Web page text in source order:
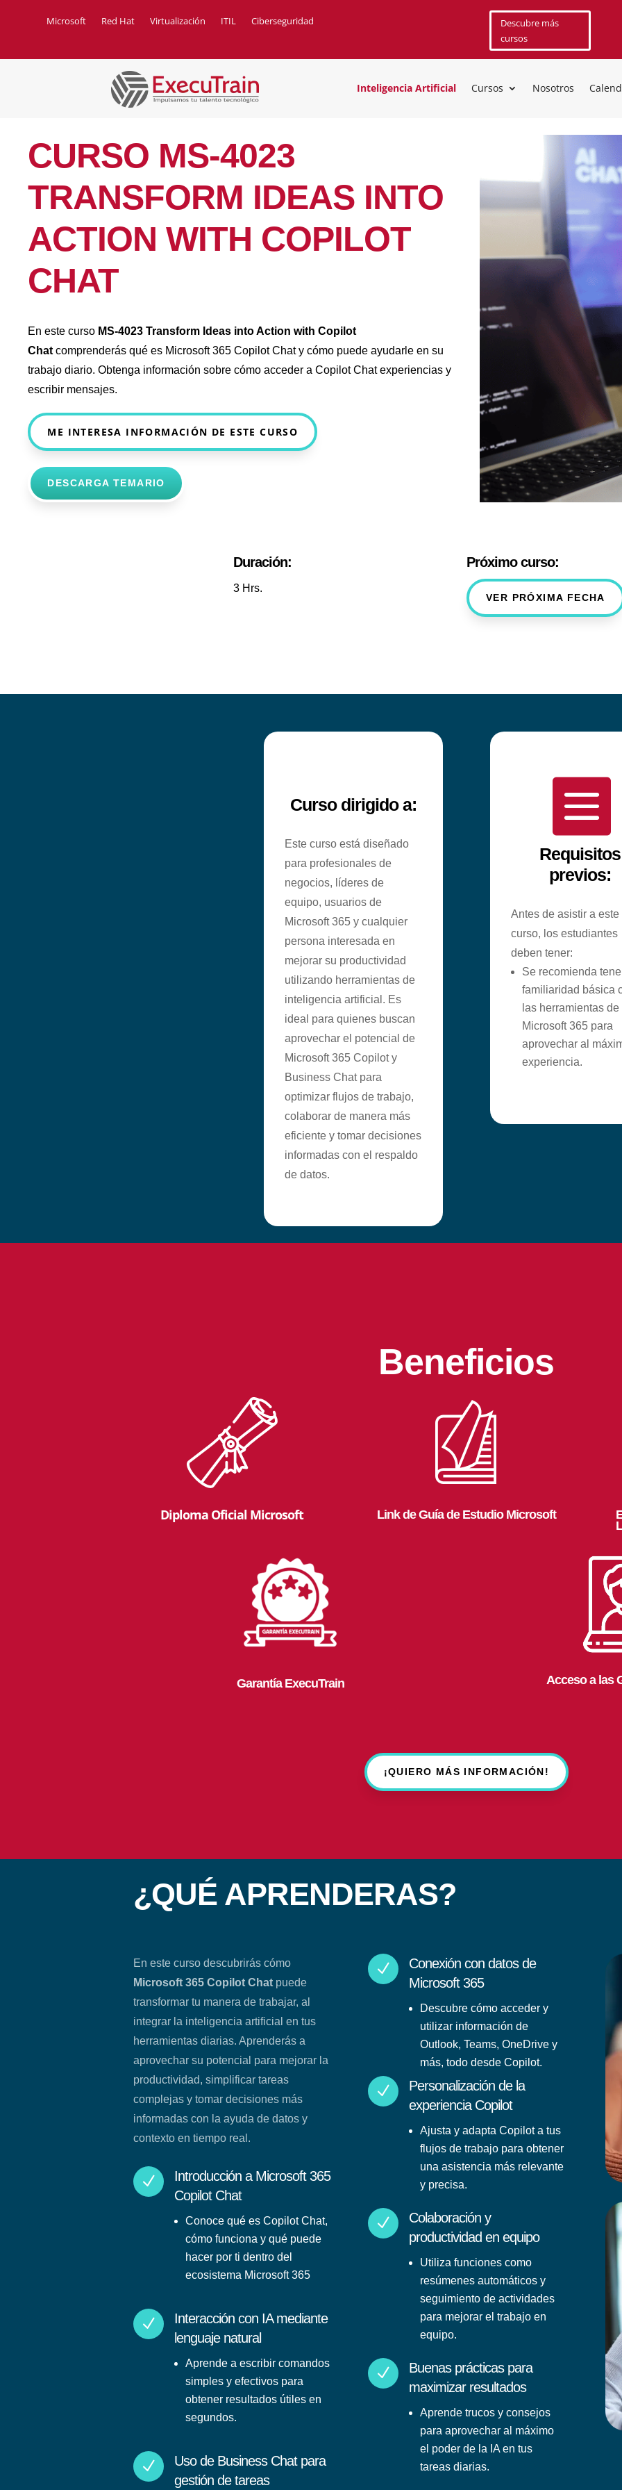
Microsoft Red Hat Virtualización ITIL Ciberseguridad
Descubre más
cursos
Inteligencia Artificial Cursos Nosotros
CURSO MS-4023
TRANSFORM IDEAS INTO
ACTION WITH COPILOT
CHAT
En este curso MS-4023 Transform Ideas into Action with Copilot
Chat comprenderás qué es Microsoft 365 Copilot Chat y cómo puede ayudarle en su
trabajo diario. Obtenga información sobre cómo acceder a Copilot Chat experiencias y
escribir mensajes.
ME INTERESA INFORMACIÓN DE ESTE CURSO
DESCARGA TEMARIO
Duración:
3 Hrs.
Próximo curso:
VER PRÓXIMA FECHA
Curso dirigido a:
Este curso está diseñado
para profesionales de
negocios, líderes de
equipo, usuarios de
Microsoft 365 y cualquier
persona interesada en
mejorar su productividad
utilizando herramientas de
inteligencia artificial. Es
ideal para quienes buscan
aprovechar el potencial de
Microsoft 365 Copilot y
Business Chat para
optimizar flujos de trabajo,
colaborar de manera más
eficiente y tomar decisiones
informadas con el respaldo
de datos.

Requisitos
previos:
Antes de asistir a este
curso, los estudiantes
deben tener:
Se recomienda
familiaridad básica
las herramientas de
Microsoft 365 para
aprovechar al
experiencia.
Beneficios
Diploma Oficial Microsoft Link de Guía de Estudio Microsoft
Garantía ExecuTrain Acceso a las
¡QUIERO MÁS INFORMACIÓN!
¿QUÉ APRENDERAS?
En este curso descubrirás cómo
Microsoft 365 Copilot Chat puede
transformar tu manera de trabajar, al
integrar la inteligencia artificial en tus
herramientas diarias. Aprenderás a
aprovechar su potencial para mejorar la
productividad, simplificar tareas
complejas y tomar decisiones más
informadas con la ayuda de datos y
contexto en tiempo real.
N
Introducción a Microsoft 365
Copilot Chat
Conoce qué es Copilot Chat,
cómo funciona y qué puede
hacer por ti dentro del
ecosistema Microsoft 365
N
Interacción con IA mediante
lenguaje natural
Aprende a escribir comandos
simples y efectivos para
obtener resultados útiles en
segundos.
N
Uso de Business Chat para
gestión de tareas
N
Conexión con datos de
Microsoft 365
Descubre cómo acceder y
utilizar información de
Outlook, Teams, OneDrive y
más, todo desde Copilot.
N
Personalización de la
experiencia Copilot
Ajusta y adapta Copilot a tus
flujos de trabajo para obtener
una asistencia más relevante
y precisa.
N
Colaboración y
productividad en equipo
Utiliza funciones como
resúmenes automáticos y
seguimiento de actividades
para mejorar el trabajo en
equipo.
N
Buenas prácticas para
maximizar resultados
Aprende trucos y consejos
para aprovechar al máximo
el poder de la IA en tus
tareas diarias.